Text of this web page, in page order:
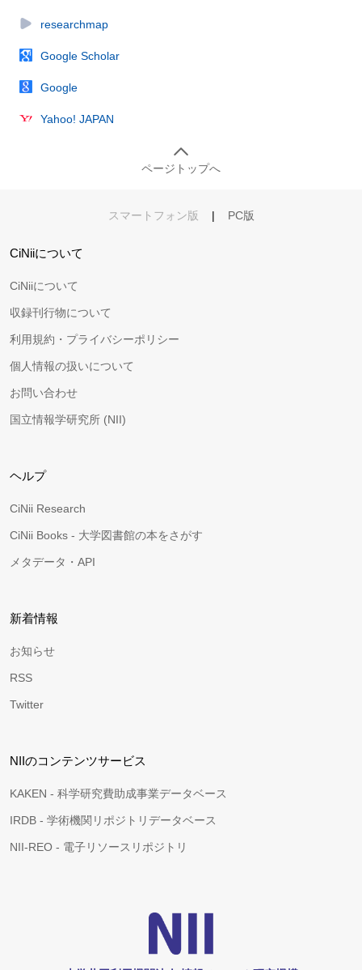
researchmap
Google Scholar
Google
Yahoo! JAPAN
ページトップへ
スマートフォン版 | PC版
CiNiiについて
CiNiiについて
収録刊行物について
利用規約・プライバシーポリシー
個人情報の扱いについて
お問い合わせ
国立情報学研究所 (NII)
ヘルプ
CiNii Research
CiNii Books - 大学図書館の本をさがす
メタデータ・API
新着情報
お知らせ
RSS
Twitter
NIIのコンテンツサービス
KAKEN - 科学研究費助成事業データベース
IRDB - 学術機関リポジトリデータベース
NII-REO - 電子リソースリポジトリ